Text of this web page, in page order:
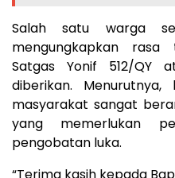
Salah satu warga
mengungkapkan
Satgas Yonif 512/QY
diberikan.
masyarakat sangat
yang memerlukan
pengobatan luka.